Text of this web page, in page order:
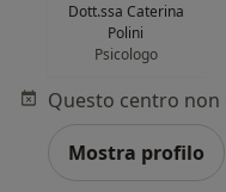
Dott.ssa Caterina
Polini
Psicologo
Mostra profilo